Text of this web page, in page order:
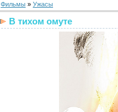
Фильмы » Ужасы
В тихом омуте